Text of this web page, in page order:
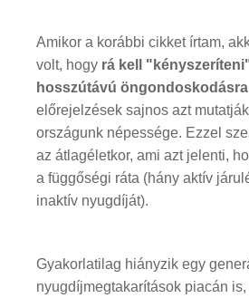
Amikor a korábbi cikket írtam,
volt, hogy rá kell
hosszútávú öngondoskodásra
előrejelzések sajnos azt
országunk népessége. Ezzel
az átlagéletkor, ami azt jelenti,
a függőségi ráta (hány aktív
inaktív nyugdíját).
Gyakorlatilag hiányzik egy
nyugdíjmegtakarítások piacán